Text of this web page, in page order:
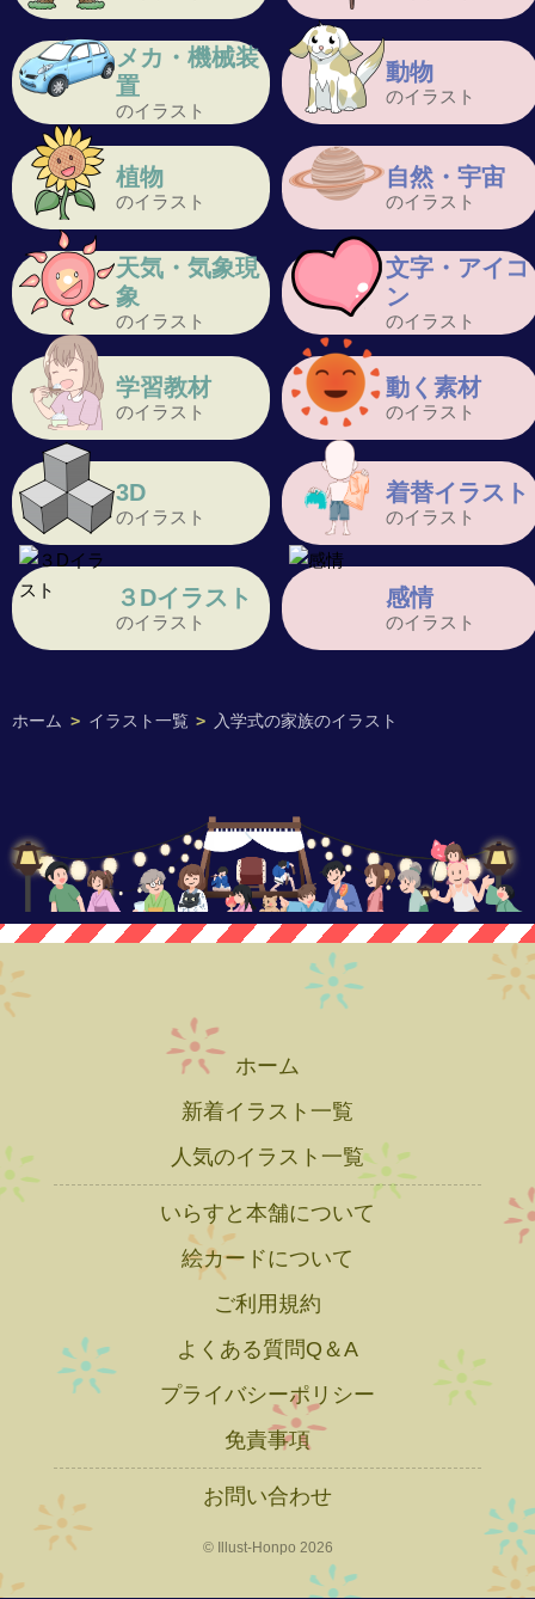
ホーム > イラスト一覧 > 入学式の家族のイラスト
メカ・機械装
置
のイラスト
動物
のイラスト
植物
のイラスト
自然・宇宙
のイラスト
天気・気象現
象
のイラスト
文字・アイコ
ン
のイラスト
学習教材
のイラスト
動く素材
のイラスト
3D
のイラスト
着替イラスト
のイラスト
３Dイラスト
のイラスト
感情
のイラスト
ホーム
新着イラスト一覧
人気のイラスト一覧
いらすと本舗について
絵カードについて
ご利用規約
よくある質問Q＆A
プライバシーポリシー
免責事項
お問い合わせ
© Illust-Honpo 2026